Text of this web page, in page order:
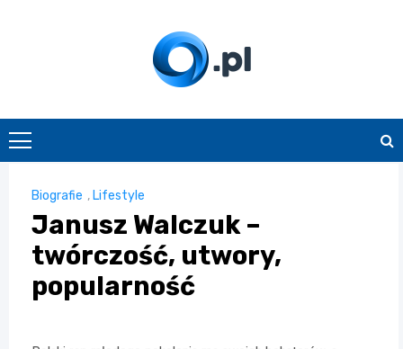
O.pl
Biografie , Lifestyle
Janusz Walczuk –
twórczość, utwory,
popularność